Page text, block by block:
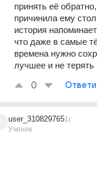
принять её
причинила ему
история
что даже в самые
времена нужно
лучшее и не терять
0
user_310829765
Ученик
1г